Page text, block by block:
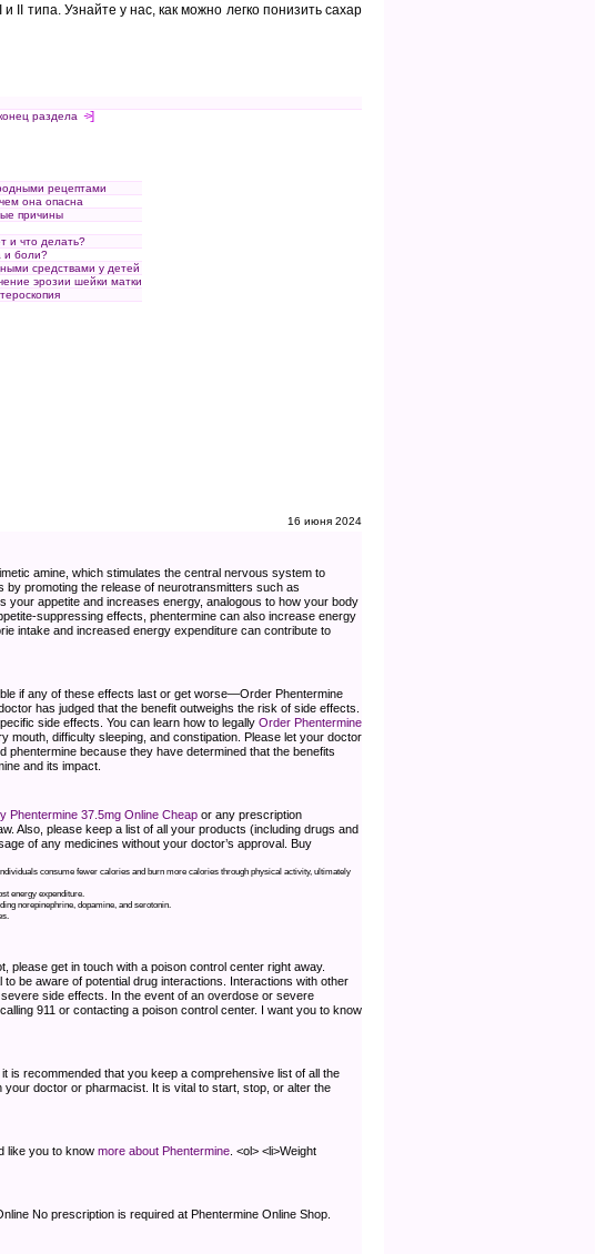
типа. Узнайте у нас, как можно легко понизить сахар
раздела ->]
рецептами
она опасна
причины
и что делать?
и боли?
средствами у детей
эрозии шейки матки
16 июня 2024
amine, which stimulates the central nervous system to
promoting the release of neurotransmitters such as
your appetite and increases energy, analogous to how your body
suppressing effects, phentermine can also increase energy
intake and increased energy expenditure can contribute to
if any of these effects last or get worse—Order Phentermine
has judged that the benefit outweighs the risk of side effects.
side effects. You can learn how to legally Order Phentermine
difficulty sleeping, and constipation. Please let your doctor
because they have determined that the benefits
and its impact.
Phentermine 37.5mg Online Cheap or any prescription
Also, please keep a list of all your products (including drugs and
of any medicines without your doctor’s approval. Buy
consume fewer calories and burn more calories through physical activity, ultimately
energy expenditure.
norepinephrine, dopamine, and serotonin.
get in touch with a poison control center right away.
be aware of potential drug interactions. Interactions with other
side effects. In the event of an overdose or severe
911 or contacting a poison control center. I want you to know
is recommended that you keep a comprehensive list of all the
doctor or pharmacist. It is vital to start, stop, or alter the
like you to know more about Phentermine . <ol> <li>Weight
No prescription is required at Phentermine Online Shop.